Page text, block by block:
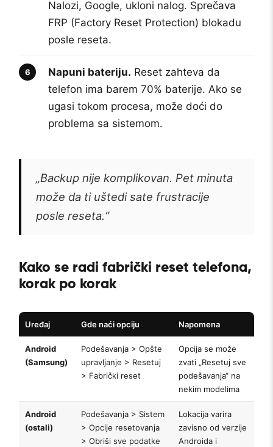
Nalozi, Google, ukloni nalog. Sprečava
FRP (Factory Reset Protection) blokadu
posle reseta.
Napuni bateriju. Reset zahteva da
telefon ima barem 70% baterije. Ako se
ugasi tokom procesa, može doći do
problema sa sistemom.
„Backup nije komplikovan. Pet minuta
može da ti uštedi sate frustracije
posle reseta.“
Kako se radi fabrički reset telefona,
korak po korak
Uređaj Gde naći opciju Napomena
Android
(Samsung)
Podešavanja > Opšte
upravljanje > Resetuj
> Fabrički reset
Opcija se može
zvati „Resetuj sve
podešavanja“ na
nekim modelima
Android
(ostali)
Podešavanja > Sistem
> Opcije resetovanja
> Obriši sve podatke
Lokacija varira
zavisno od verzije
Androida i